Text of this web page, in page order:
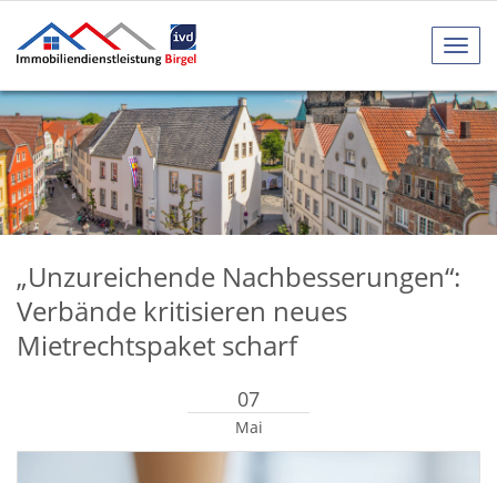
„Unzureichende Nachbesserungen“:
Verbände kritisieren neues
Mietrechtspaket scharf
07
Mai